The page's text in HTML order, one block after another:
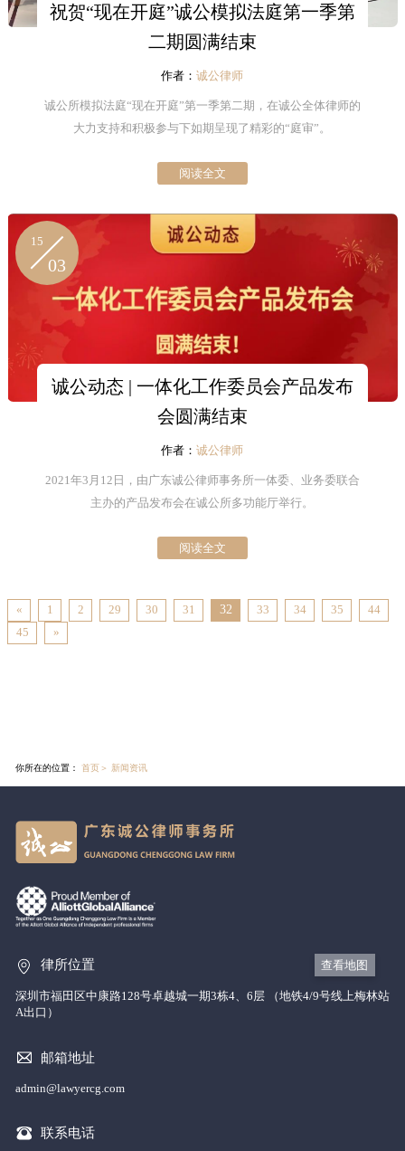
祝贺“现在开庭”诚公模拟法庭第一季第
二期圆满结束
作者：诚公律师
诚公所模拟法庭“现在开庭”第一季第二期，在诚公全体律师的
大力支持和积极参与下如期呈现了精彩的“庭审”。
阅读全文
15
03
诚公动态 | 一体化工作委员会产品发布
会圆满结束
作者：诚公律师
2021年3月12日，由广东诚公律师事务所一体委、业务委联合
主办的产品发布会在诚公所多功能厅举行。
阅读全文
« 1 2 29 30 31 32 33 34 35
44
45
»
你所在的位置： 首页 ＞ 新闻资讯
律所位置 查看地图
深圳市福田区中康路128号卓越城一期3栋4、6层 （地铁4/9号线上梅林站
A出口）
邮箱地址
admin@lawyercg.com
联系电话